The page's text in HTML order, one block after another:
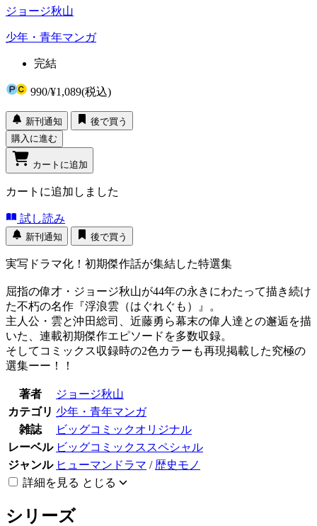
ジョージ秋山
少年・青年マンガ
完結
990/¥1,089(税込)
新刊通知
後で買う
購入に進む
カートに追加
カートに追加しました
試し読み
新刊通知 後で買う
実写ドラマ化！初期傑作話が集結した特選集
屈指の偉才・ジョージ秋山が44年の永きにわたって描き続け
た不朽の名作『浮浪雲（はぐれぐも）』。
主人公・雲と沖田総司、近藤勇ら幕末の偉人達との邂逅を描
いた、連載初期傑作エピソードを多数収録。
そしてコミックス収録時の2色カラーも再現掲載した究極の
選集ーー！！
著者
ジョージ秋山
カテゴリ 少年・青年マンガ
雑誌
ビッグコミックオリジナル
レーベル ビッグコミックススペシャル
ジャンル ヒューマンドラマ / 歴史モノ
詳細を見る とじる
シリーズ